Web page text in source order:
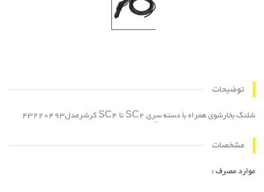
توضیحات
شلنگ بخارشوی همراه با دسته سِری SC2 تا SC4 کرشرمدل43220493
مشخصات
موارد مصرف :